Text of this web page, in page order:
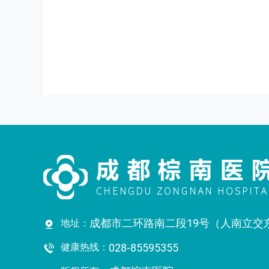
地址： 成都市二环路南二段19号（人南立交
健康热线： 028-85595355